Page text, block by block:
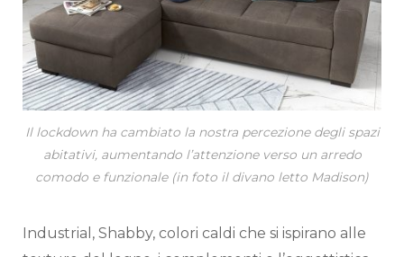
Il lockdown ha cambiato la nostra percezione degli spazi
abitativi, aumentando l’attenzione verso un arredo
comodo e funzionale (in foto il divano letto Madison)
Industrial, Shabby, colori caldi che si ispirano alle